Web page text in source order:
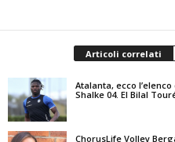
Articoli correlati
Atalanta, ecco
Shalke 04. El Bilal
ChorusLife Volley